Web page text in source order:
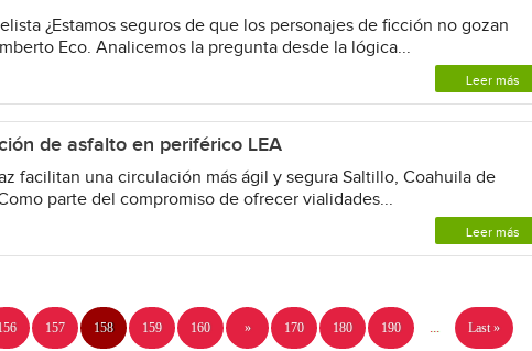
¿Estamos seguros de que los personajes de ficción no gozan
Eco. Analicemos la pregunta desde la lógica...
Leer más
de asfalto en periférico LEA
facilitan una circulación más ágil y segura Saltillo, Coahuila de
parte del compromiso de ofrecer vialidades...
Leer más
157 158 159 160 » 170 180 190 ... Last »